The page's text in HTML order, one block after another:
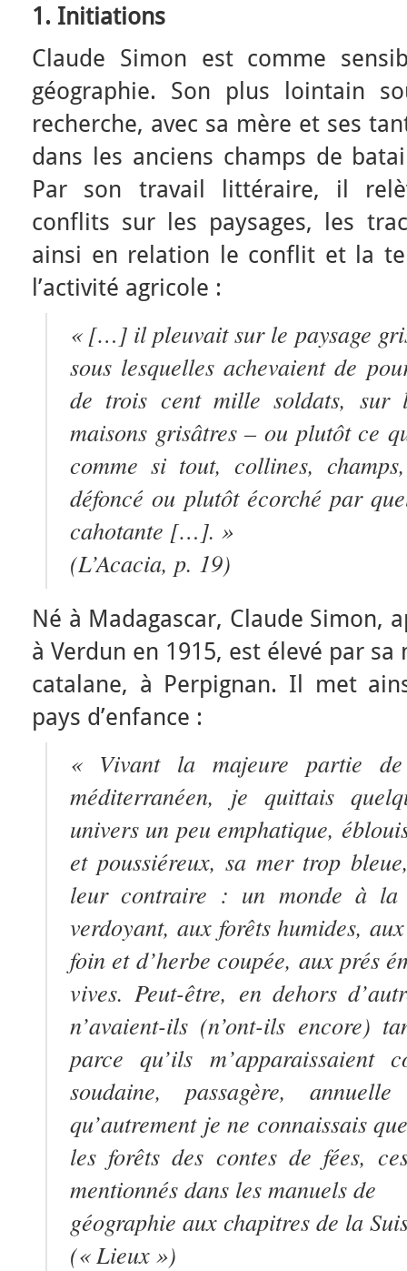
1. Initiations
Claude Simon est comme
géographie. Son plus lointain
recherche, avec sa mère et ses
dans les anciens champs de
Par son travail littéraire, il
conflits sur les paysages, les
ainsi en relation le conflit et la
l’activité agricole :
« […] il pleuvait sur le paysage
sous lesquelles achevaient de
de trois cent mille soldats, sur
maisons grisâtres – ou plutôt ce
comme si tout, collines,
défoncé ou plutôt écorché par
cahotante […]. »
(L’Acacia, p. 19)
Né à Madagascar, Claude Simon,
à Verdun en 1915, est élevé par sa
catalane, à Perpignan. Il met
pays d’enfance :
« Vivant la majeure partie
méditerranéen, je quittais
univers un peu emphatique,
et poussiéreux, sa mer trop
leur contraire : un monde à la
verdoyant, aux forêts humides,
foin et d’herbe coupée, aux prés
vives. Peut-être, en dehors
n’avaient-ils (n’ont-ils encore)
parce qu’ils m’apparaissaient
soudaine, passagère,
qu’autrement je ne connaissais
les forêts des contes de fées,
mentionnés dans les manuels de
géographie aux chapitres de la
(« Lieux »)